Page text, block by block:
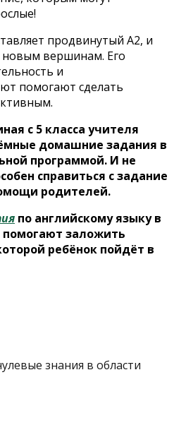
продвинутый А2, и
новым вершинам. Его
и
помогают сделать
с 5 класса учителя
домашние задания в
программой. И не
справиться с задание
родителей.
по английскому языку в
заложить
ребёнок пойдёт в
знания в области